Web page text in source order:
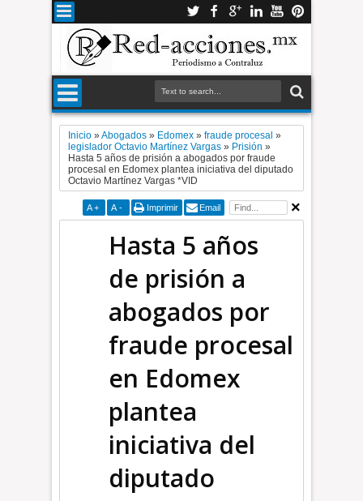
Inicio »Abogados » Edomex »fraude procesal »
legislador Octavio Martínez Vargas » Prisión »
Hasta 5 años de prisión a abogados por fraude
procesal en Edomex plantea iniciativa del diputado
Octavio Martínez Vargas *VID
A + A - Imprimir Email
Hasta 5 años
de prisión a
abogados por
fraude procesal
en Edomex
plantea
iniciativa del
diputado